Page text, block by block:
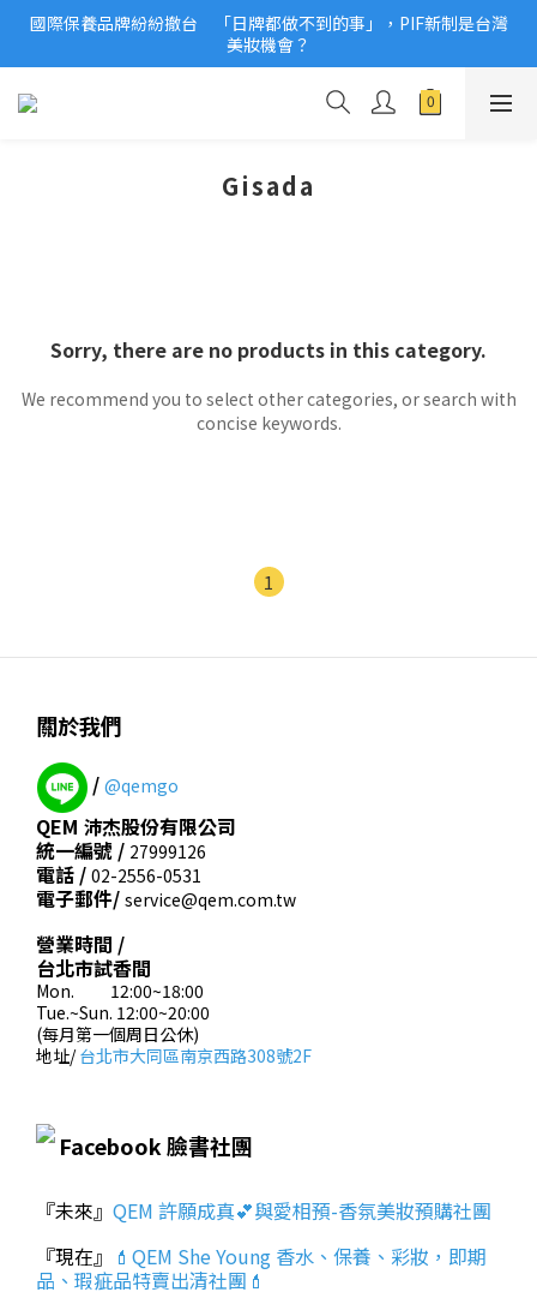
2026美妝小樣、試用品變少？PIF化妝品身分證7月上路！消費者
必懂5觀念
國際保養品牌紛紛撤台　「日牌都做不到的事」，PIF新制是台灣
美妝機會？
2026美妝小樣、試用品變少？PIF化妝品身分證7月上路！消費者
Gisada
Sorry, there are no products in this category.
We recommend you to select other categories, or search with
concise keywords.
1
關於我們
/ @qemgo
QEM 沛杰股份有限公司
統一編號 / 27999126
電話 / 02-2556-0531
電子郵件/ service@qem.com.tw
營業時間 /
台北市試香間
Mon. 12:00~18:00
Tue.~Sun. 12:00~20:00
(每月第一個周日公休)
地址/台北市大同區南京西路308號2F
Facebook 臉書社團
『未來』 QEM 許願成真💕與愛相預-香氛美妝預購社團
『現在』 💄QEM She Young 香水、保養、彩妝，即期
品、瑕疵品特賣出清社團💄